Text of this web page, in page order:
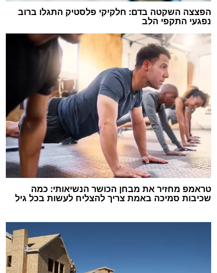
הפצצה השקטה בדם: חלקיקי פלסטיק התגלו ברוב
נפגעי התקפי הלב
טראמפ מחזיר את מבחן הכושר הנשיאותי: כמה
שכיבות סמיכה באמת צריך להצליח לעשות בכל גיל